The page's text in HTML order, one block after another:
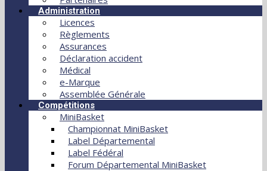
Administration
Licences
Règlements
Assurances
Déclaration accident
Médical
e-Marque
Assemblée Générale
Compétitions
MiniBasket
Championnat MiniBasket
Label Départemental
Label Fédéral
Forum Départemental MiniBasket